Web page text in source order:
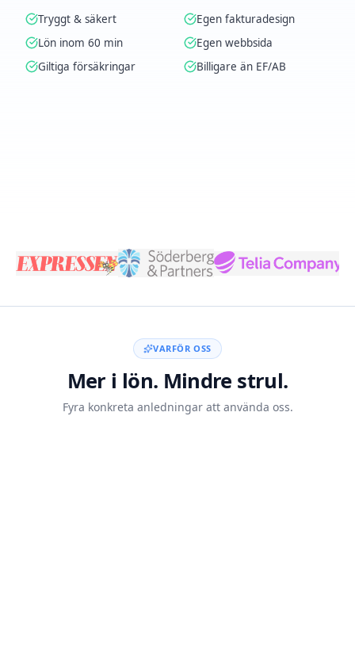
Tryggt & säkert
Egen fakturadesign
Lön inom 60 min
Egen webbsida
Giltiga försäkringar
Billigare än EF/AB
VARFÖR OSS
Mer i lön. Mindre strul.
Fyra konkreta anledningar att använda oss.